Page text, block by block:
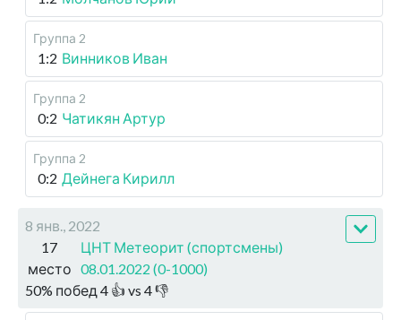
Группа 2
1:2 Винников Иван
Группа 2
0:2 Чатикян Артур
Группа 2
0:2 Дейнега Кирилл
8 янв., 2022
17
место
ЦНТ Метеорит (спортсмены)
08.01.2022 (0-1000)
50% побед 4 👍 vs 4👎